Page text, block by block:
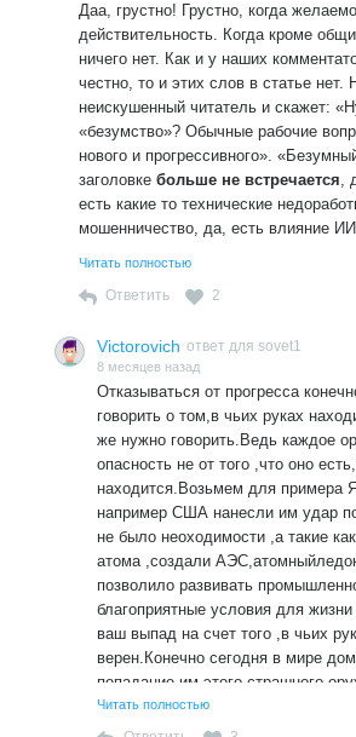
Даа, грустно! Грустно, когда
действительность. Когда кроме
ничего нет. Как и у наших
честно, то и этих слов в статье нет.
неискушенный читатель и скажет:
«безумство»? Обычные рабочие
нового и прогрессивного».
заголовке больше не встречается,
есть какие то технические
мошенничество, да, есть влияние
ознакомились с некоей кухней
ограничим влияние... А вчем же
говорил, что сейчас освещение
поменялось. То, чем реально это
соответственно человечеству
годах, там еще можно прочитать
происходящему.
Касперская, «Труд», 03.02.2021
защищать тайну частной жизни...» и
аппетиты тех, кто пытается
концлагерь»...»
В ее блоге, 15.06.2023 «...Если мы
нашу страну в цифровой
будет система табу...» И про
биометрии в ее возможной
Прошло уже несколько лет, и что?
обстоят дела с «попыткой засунуть
Читать полностью
Ответить 2
Victorovich ответ для sovet1
8 месяцев назад
Отказываться от прогресса
говорить о том,в чьих руках
же нужно говорить.Ведь каждое
опасность не от того ,что оно
находится.Возьмем для примера
например США нанесли им удар
не было неоходимости ,а такие
атома ,создали
позволило развивать
благоприятные условия для
ваш выпад на счет того ,в чьих
верен.Конечно сегодня в мире
попадание им этого страшного
мира большая проблема,но я
решен человечеством на его благо
Читать полностью